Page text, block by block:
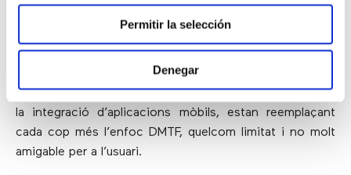
Permitir la selección
Denegar
centers. Tanmateix, els portals de veu que ofereixen una
funcionalitat més sofisticada, com la conversió de text
a veu (TTS), el reconeixement de veu automàtic (ASR) i
la integració d’aplicacions mòbils, estan reemplaçant
cada cop més l’enfoc DMTF, quelcom limitat i no molt
amigable per a l’usuari.